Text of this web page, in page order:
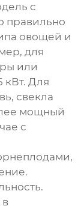
с
правильно
овощей и
для
или
кВт. Для
свекла
мощный
с
в